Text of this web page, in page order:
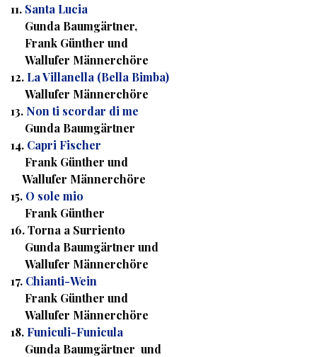
11. Santa Lucia
Gunda Baumgärtner,
Frank Günther und
Wallufer Männerchöre
12. La Villanella (Bella Bimba)
Wallufer Männerchöre
13. Non ti scordar di me
Gunda Baumgärtner
14. Capri Fischer
Frank Günther und
Wallufer Männerchöre
15. O sole mio
Frank Günther
16. Torna a Surriento
Gunda Baumgärtner und
Wallufer Männerchöre
17. Chianti-Wein
Frank Günther und
Wallufer Männerchöre
18. Funiculi-Funicula
Gunda Baumgärtner und